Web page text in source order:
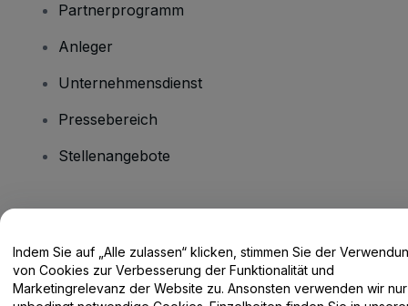
Partnerprogramm
Anleger
Unternehmensdienst
Pressebereich
Stellenangebote
Hilfe-Center / Kontakt
Indem Sie auf „Alle zulassen“ klicken, stimmen Sie der
von Cookies zur Verbesserung der Funktionalität und
Marketingrelevanz der Website zu. Ansonsten verwenden wir nur